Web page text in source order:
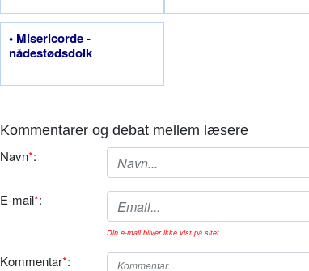
• Misericorde -
nådestødsdolk
Kommentarer og debat mellem læsere
Navn*:
E-mail*:
Din e-mail bliver ikke vist på sitet.
Kommentar*: